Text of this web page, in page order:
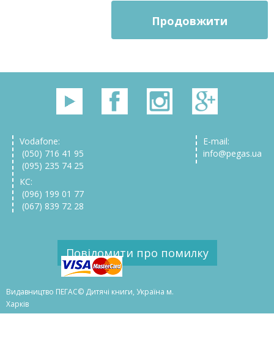
Продовжити
Vodafone:
(050) 716 41 95
(095) 235 74 25
КС:
(096) 199 01 77
(067) 839 72 28
E-mail:
info@pegas.ua
Повідомити про помилку
Видавництво ПЕГАС© Дитячі книги, Україна м.
Харків